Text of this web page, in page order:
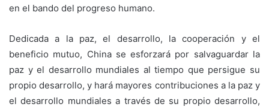
en el bando del progreso humano.
Dedicada a la paz, el desarrollo, la cooperación y el
beneficio mutuo, China se esforzará por salvaguardar la
paz y el desarrollo mundiales al tiempo que persigue su
propio desarrollo, y hará mayores contribuciones a la paz y
el desarrollo mundiales a través de su propio desarrollo,